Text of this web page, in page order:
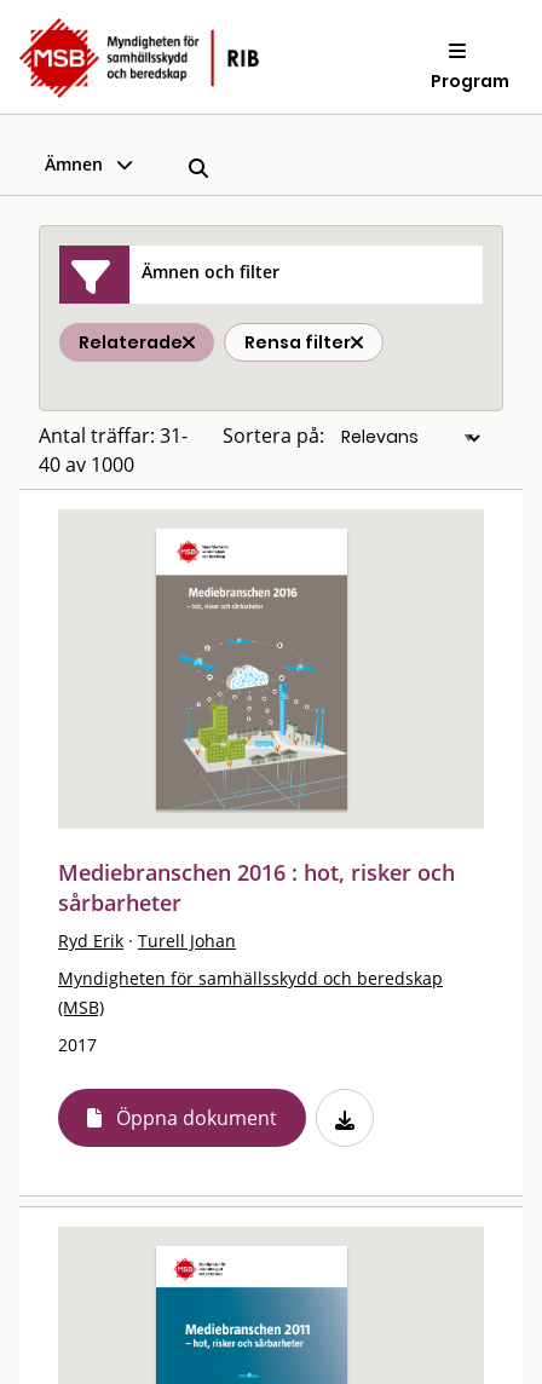
Program
Ämnen
Ämnen och filter
Relaterade Rensa filter
Antal träffar: 31-
40 av 1000
Sortera på:
Mediebranschen 2016 : hot, risker och
sårbarheter
Ryd Erik · Turell Johan
Myndigheten för samhällsskydd och beredskap
(MSB)
2017
Öppna dokument